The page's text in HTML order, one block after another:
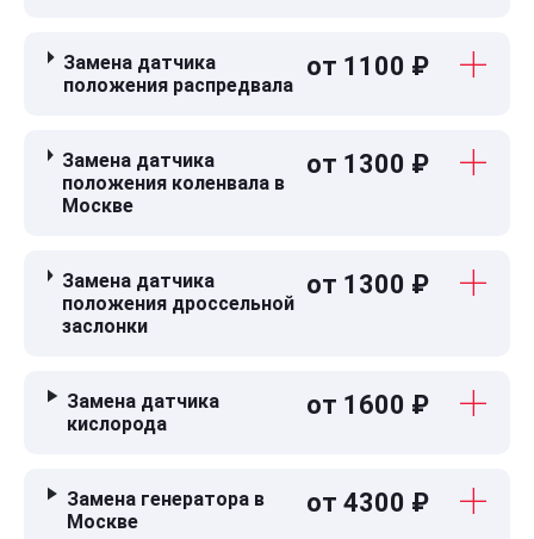
Замена датчика
положения распредвала
от 1100 ₽
Замена датчика
положения коленвала в
Москве
от 1300 ₽
Замена датчика
положения дроссельной
заслонки
от 1300 ₽
Замена датчика
кислорода
от 1600 ₽
Замена генератора в
Москве
от 4300 ₽